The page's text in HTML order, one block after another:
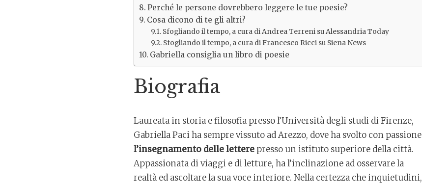
Perché le persone dovrebbero leggere le tue poesie?
Cosa dicono di te gli altri?
Sfogliando il tempo, a cura di Andrea Terreni su Alessandria Today
Sfogliando il tempo, a cura di Francesco Ricci su Siena News
Gabriella consiglia un libro di poesie
Biografia
Laureata in storia e filosofia presso l’Università degli studi di Firenze,
Gabriella Paci ha sempre vissuto ad Arezzo, dove ha svolto con passione
l’insegnamento delle lettere presso un istituto superiore della città.
Appassionata di viaggi e di letture, ha l’inclinazione ad osservare la
realtà ed ascoltare la sua voce interiore. Nella certezza che inquietudini,